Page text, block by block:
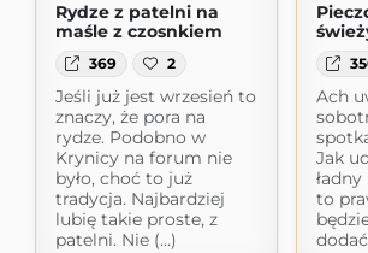
Rydze z patelni na
maśle z czosnkiem
369 2
Jeśli już jest wrzesień to
znaczy, że pora na
rydze. Podobno w
Krynicy na forum nie
było, choć to już
tradycja. Najbardziej
lubię takie proste, z
patelni. Nie (...)
Ach
Jak
to
dodać